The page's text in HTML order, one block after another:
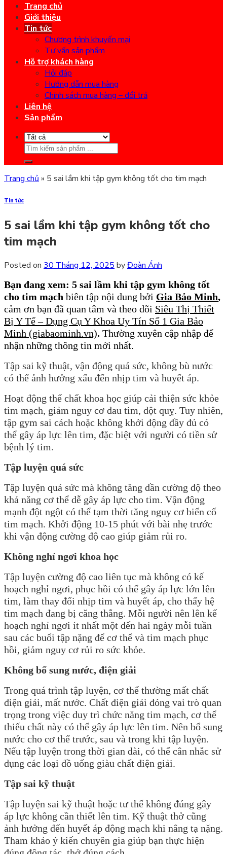
Trang chủ
Giới thiệu
Tin tức
Chương trình khuyến mại
Tư vấn sản phẩm
Hỗ trợ khách hàng
Hỏi đáp
Hướng dẫn mua hàng
Chính sách mua hàng – đổi trả
Liên hệ
Sản phẩm
Search
for:
Trang chủ » 5 sai lầm khi tập gym không tốt cho tim mạch
Tin tức
5 sai lầm khi tập gym không tốt cho
tim mạch
Posted on 30 Tháng 12, 2025 byĐoàn Ánh
Bạn đang xem: 5 sai lầm khi tập gym không tốt
cho tim mạch biên tập nội dung bởi Gia Bảo Minh,
cảm ơn bạn đã quan tâm và theo dõi Siêu Thị Thiết
Bị Y Tế – Dụng Cụ Y Khoa Uy Tín Số 1 Gia Bảo
Minh (giabaominh.vn). Thường xuyên cập nhập để
nhận những thông tin mới nhất.
Tập sai kỹ thuật, vận động quá sức, không bù nước
có thể ảnh hưởng xấu đến nhịp tim và huyết áp.
Hoạt động thể chất khoa học giúp cải thiện sức khỏe
tim mạch, giảm nguy cơ đau tim, đột quỵ. Tuy nhiên,
tập gym sai cách hoặc không khởi động đầy đủ có
thể gây áp lực lên tim, đặc biệt với người có tiền sử
bệnh lý tim.
Tập luyện quá sức
Tập luyện quá sức mà không tăng dần cường độ theo
khả năng cơ thể dễ gây áp lực cho tim. Vận động
mạnh đột ngột có thể tạm thời tăng nguy cơ biến cố
tim mạch. Khởi động 10-15 phút với bài nhẹ trước
khi vận động cường độ cao giúp giảm rủi ro.
Không nghỉ ngơi khoa học
Tập luyện cường độ cao liên tục mà không có kế
hoạch nghỉ ngơi, phục hồi có thể gây áp lực lớn lên
tim, làm thay đổi nhịp tim và huyết áp, cho thấy hệ
tim mạch đang bị căng thẳng. Mỗi người nên lên kế
hoạch nghỉ ngơi ít nhất một đến hai ngày mỗi tuần
sau các buổi tập nặng để cơ thể và tim mạch phục
hồi, giảm nguy cơ rủi ro sức khỏe.
Không bổ sung nước, điện giải
Trong quá trình tập luyện, cơ thể thường mất chất
điện giải, mất nước. Chất điện giải đóng vai trò quan
trọng trong việc duy trì chức năng tim mạch, cơ thể
thiếu chất này có thể gây áp lực lên tim. Nên bổ sung
nước cho cơ thể trước, sau và trong khi tập luyện.
Nếu tập luyện trong thời gian dài, có thể cân nhắc sử
dụng các loại đồ uống giàu chất điện giải.
Tập sai kỹ thuật
Tập luyện sai kỹ thuật hoặc tư thế không đúng gây
áp lực không cần thiết lên tim. Kỹ thuật thở cũng
ảnh hưởng đến huyết áp động mạch khi nâng tạ nặng.
Tham khảo ý kiến chuyên gia giúp bạn thực hiện